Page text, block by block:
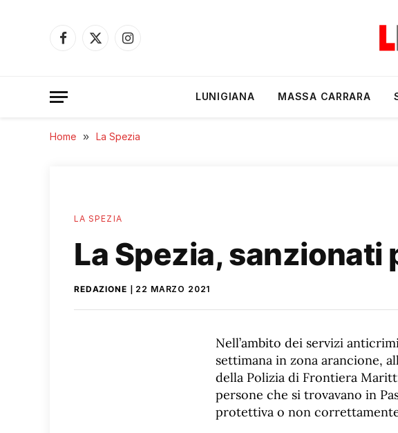
Facebook
X
Instagram
LUNIGIANA MASSA CARRARA
Home » La Spezia
LA SPEZIA
La Spezia,
REDAZIONE 22 MARZO 2021
Nell’ambito dei servizi
settimana in zona arancione,
della Polizia di Frontiera
persone che si trovavano in
protettiva o non